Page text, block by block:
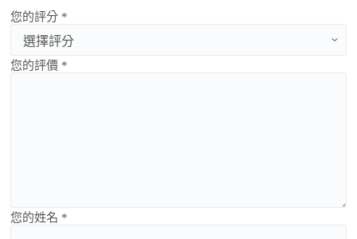
您的評分 *
您的評價 *
您的姓名 *